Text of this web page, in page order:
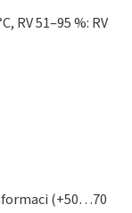
RV 51‒95 %: RV
(+50…70